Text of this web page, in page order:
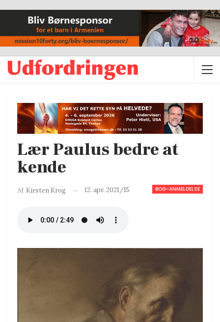
Lær Paulus bedre at
kende
BOG-ANMELDELSE
Af Kirsten Krog 12. apr. 2021/15